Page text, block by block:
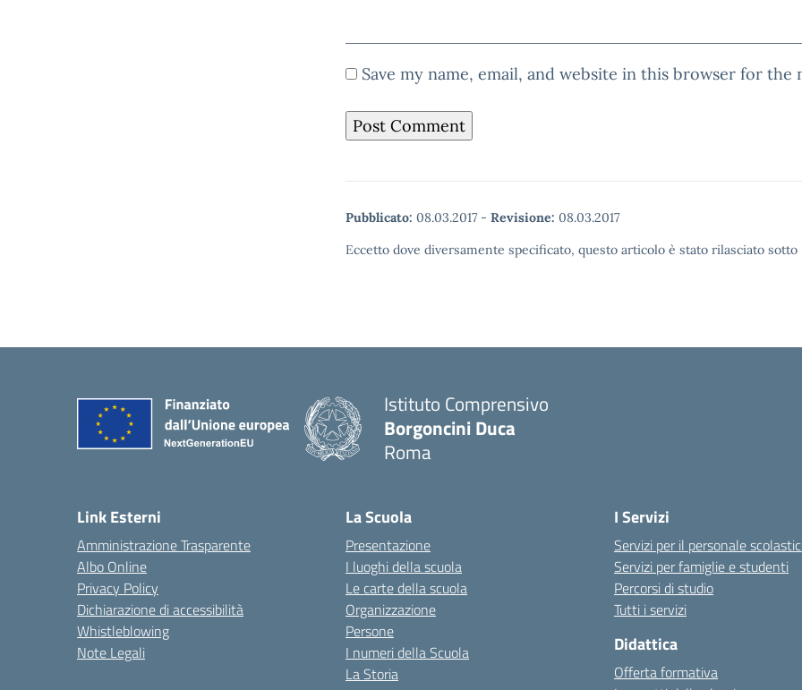
Save my name, email, and website in this browser for
Pubblicato: 08.03.2017 - Revisione: 08.03.2017
Eccetto dove diversamente specificato, questo articolo è stato rilasciato
Istituto Comprensivo
Borgoncini Duca
Roma
Link Esterni
Amministrazione Trasparente
Albo Online
Privacy Policy
Dichiarazione di accessibilità
Whistleblowing
Note Legali
La Scuola
Presentazione
I luoghi della scuola
Le carte della scuola
Organizzazione
Persone
I numeri della Scuola
La Storia
I Servizi
Servizi per il personale
Servizi per famiglie e studenti
Percorsi di studio
Tutti i servizi
Didattica
Offerta formativa